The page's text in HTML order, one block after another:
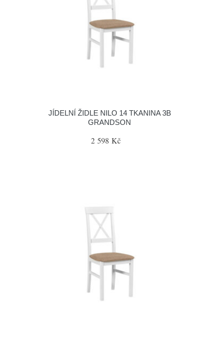
JÍDELNÍ ŽIDLE NILO 14 TKANINA 3B
GRANDSON
2 598 Kč